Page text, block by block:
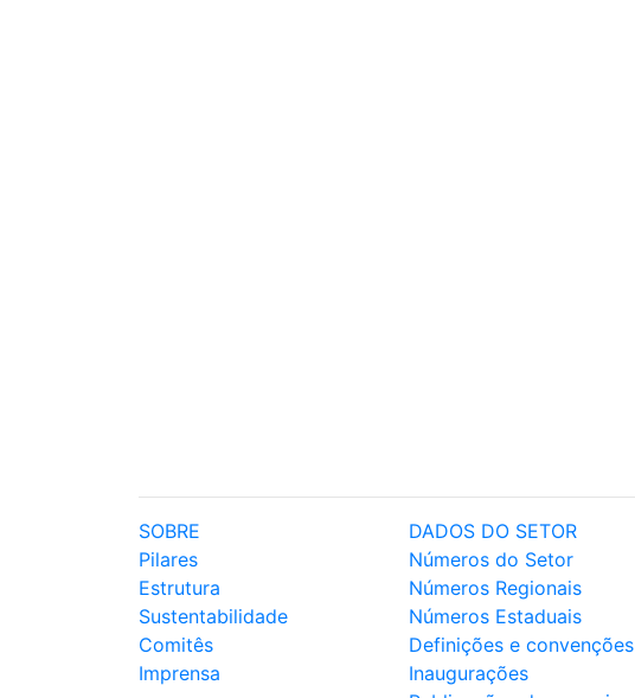
SOBRE
Pilares
Estrutura
Sustentabilidade
Comitês
Imprensa
DADOS DO SETOR
Números do Setor
Números Regionais
Números Estaduais
Definições e convenções
Inaugurações